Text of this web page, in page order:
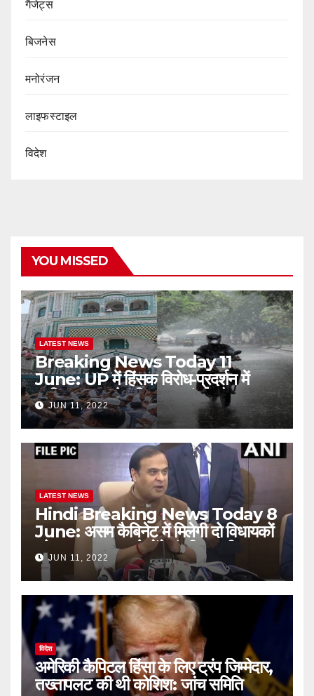
गैजेट्स
बिजनेस
मनोरंजन
लाइफस्टाइल
विदेश
YOU MISSED
LATEST NEWS
Breaking News Today 11
June: UP में हिंसक विरोध-प्रदर्शन में
शामिल 230 लोग गिरफ्तार, मुंबई और
आसपास के क्षेत्रों में मानसून ने दी दस्तक￼
JUN 11, 2022
LATEST NEWS
Hindi Breaking News Today 8
June: असम कैबिनेट में मिलेगी दो विधायकों
को जगह, 9 जून को लेंगे मंत्री पद की शपथ
￼JUN 11, 2022
विदेश
अमेरिकी कैपिटल हिंसा के लिए ट्रंप जिम्मेदार,
तख्तापलट की थी कोशिश: जांच समिति